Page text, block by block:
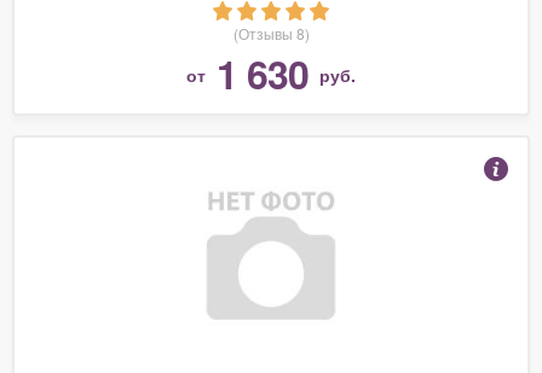
(Отзывы 8)
от 1 630 руб.